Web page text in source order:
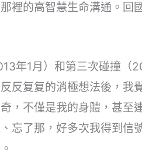
裡的高智慧生命溝通。回
年1月）和第三次碰撞（
反复复的消極想法後，我
，不僅是我的身體，甚至
忘了那，好多次我得到信